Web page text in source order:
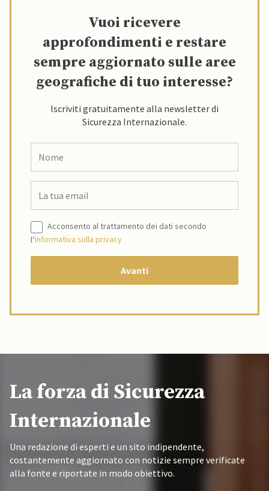
Vuoi ricevere
approfondimenti e restare
sempre aggiornato sulle aree
geografiche di tuo interesse?
Iscriviti gratuitamente alla newsletter di
Sicurezza Internazionale.
Acconsento al trattamento dei dati secondo
l’informativa sulla privacy
La forza di Sicurezza
Internazionale
Una redazione di esperti e un sito indipendente,
costantemente aggiornato con notizie sempre verificate
alla fonte e riportate in modo obiettivo.